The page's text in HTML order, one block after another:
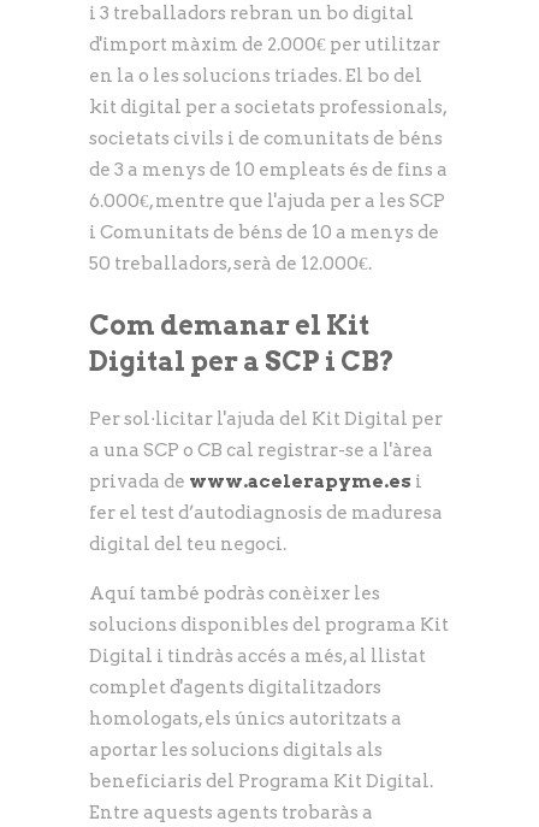
i 3 treballadors rebran un bo digital
d'import màxim de 2.000€ per utilitzar
en la o les solucions triades. El bo del
kit digital per a societats professionals,
societats civils i de comunitats de béns
de 3 a menys de 10 empleats és de fins a
6.000€, mentre que l'ajuda per a les SCP
i Comunitats de béns de 10 a menys de
50 treballadors, serà de 12.000€.
Com demanar el Kit
Digital per a SCP i CB?
Per sol·licitar l'ajuda del Kit Digital per
a una SCP o CB cal registrar-se a l'àrea
privada de www.acelerapyme.es i
fer el test d’autodiagnosis de maduresa
digital del teu negoci.
Aquí també podràs conèixer les
solucions disponibles del programa Kit
Digital i tindràs accés a més, al llistat
complet d'agents digitalitzadors
homologats, els únics autoritzats a
aportar les solucions digitals als
beneficiaris del Programa Kit Digital.
Entre aquests agents trobaràs a